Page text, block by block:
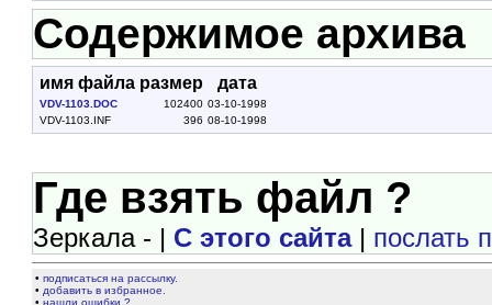
Содержимое архива
имя файла размер дата
VDV-1103.DOC 102400 03-10-1998
VDV-1103.INF
396 08-10-1998
Где взять файл ?
Зеркала - | С этого сайта| послать
•подписаться на рассылку.
• добавить в избранное.
•нашли ошибки ?